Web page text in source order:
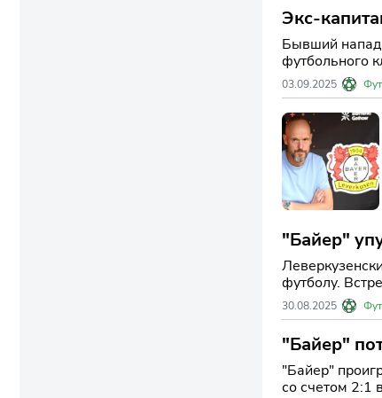
Экс-
Бывший
футбольного
03.09.2025
"Байер"
футболу.
30.08.2025
"Байер"
Хага
"Байер"
со счетом 2:1